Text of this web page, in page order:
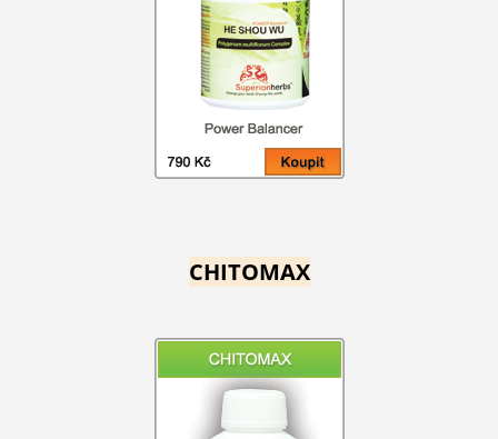
CHITOMAX